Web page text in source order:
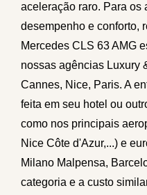
aceleração raro. Para os
desempenho e conforto,
Mercedes CLS 63 AMG
nossas agências Luxury
Cannes, Nice, Paris. A
feita em seu hotel ou
como nos principais
Nice Côte d'Azur,...) e
Milano Malpensa,
categoria e a custo